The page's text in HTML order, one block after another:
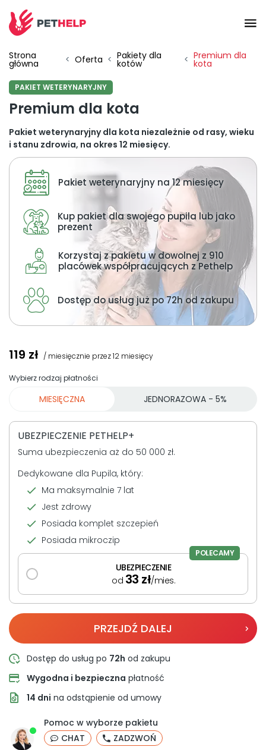
+48 790 277 277
EN
Pakiety weterynaryjne
Ubezpieczenie psa i kota
Benefit dla firm
O nas
Placówki
Strona
główna < Oferta < Pakiety dla
kotów < Premium dla
kota
PAKIET WETERYNARYJNY
Premium dla kota
Pakiet weterynaryjny dla kota niezależnie od rasy, wieku
i stanu zdrowia, na okres 12 miesięcy.
Pakiet weterynaryjny na 12 miesięcy
Kup pakiet dla swojego pupila lub jako
prezent
Korzystaj z pakietu w dowolnej z 910
placówek współpracujących z Pethelp
Dostęp do usług już po 72h od zakupu
119 zł / miesięcznie przez 12 miesięcy
Wybierz rodzaj płatności
MIESIĘCZNA JEDNORAZOWA - 5%
UBEZPIECZENIE PETHELP+
Suma ubezpieczenia aż do 50 000 zł.
Dedykowane dla Pupila, który:
Ma maksymalnie 7 lat
Jest zdrowy
Posiada komplet szczepień
Posiada mikroczip
UBEZPIECZENIE
od 33 zł/mies.
POLECAMY
PRZEJDŹ DALEJ
Dostęp do usług po 72h od zakupu
Wygodna i bezpieczna płatność
14 dni na odstąpienie od umowy
Pomoc w wyborze pakietu
CHAT
ZADZWOŃ